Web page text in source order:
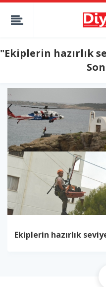
"Ekiplerin hazırlık
Ekiplerin hazırlık